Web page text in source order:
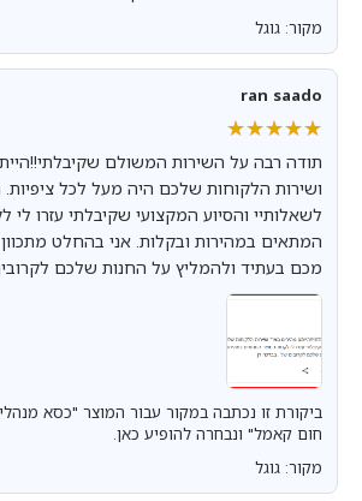
מקור: גוגל
ran saado
★★★★★
★★★★★
תודה רבה על השירות המשולם
ושירות הלקוחות שלכם היה מעל לכל
לשאלותיי והסיוע המקצועי שקיבלתי עזרו לי
המתאים במהירות ובקלות. אני בהחלט
מכם בעתיד ולהמליץ על החנות שלכם
ביקורת זו נכתבה במקור עבור המוצר "כסא
חום קאמל" ונבחרה להופיע כאן.
מקור: גוגל